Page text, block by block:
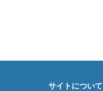
サイトについて